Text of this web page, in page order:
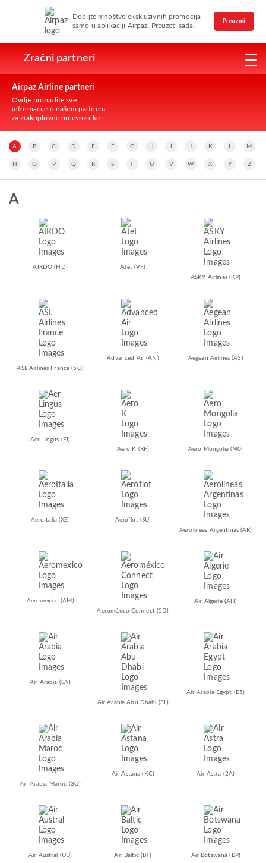
Dobijte mnoštvo ekskluzivnih promocija
samo u aplikaciji Airpaz. Preuzeti sada!
Preuzmi
Zračni partneri
Airpaz Airline partneri
Ovdje pronađite sve
informacije o našem partneru
za zrakoplovne prijevoznike
A B C D E F G H J K L M
N O P Q R S T U V W X Y Z
A
AIRDO(HD) AJet(VF)
ASKY Airlines(KP)
ASL Airlines France(5O)
Advanced Air(AN) Aegean Airlines(A3)
Aer Lingus (EI)
Aero K (RF) Aero Mongolia(M0)
AeroItalia(XZ) Aeroflot (SU)
Aerolineas Argentinas(AR)
Aeromexico(AM)
Aeroméxico Connect(5D)
Air Algerie (AH)
Air Arabia (G9)
Air Arabia Abu Dhabi (3L)
Air Arabia Egypt (E5)
Air Arabia Maroc (3O)
Air Astana(KC) Air Astra (2A)
Air Austral (UU) Air Baltic (BT) Air Botswana(BP)